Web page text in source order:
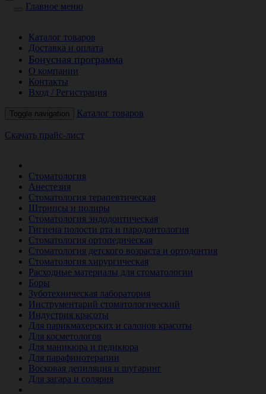
Главное меню
Каталог товаров
Доставка и оплата
Бонусная программа
О компании
Контакты
Вход / Регистрация
Toggle navigation Каталог товаров
Скачать прайс-лист
Стоматология
Анестезия
Стоматология терапевтическая
Штрипсы и полиры
Стоматология эндодонтическая
Гигиена полости рта и пародонтология
Стоматология ортопедическая
Стоматология детского возраста и ортодонтия
Стоматология хирургическая
Расходные материалы для стоматологии
Боры
Зуботехническая лаборатория
Инструментарий стоматологический
Индустрия красоты
Для парикмахерских и салонов красоты
Для косметологов
Для маникюра и педикюра
Для парафинотерапии
Восковая депиляция и шугаринг
Для загара и солярия